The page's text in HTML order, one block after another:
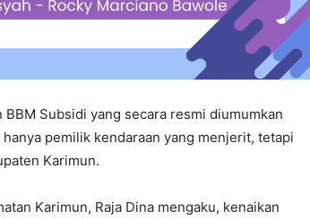
BBM Subsidi yang secara resmi diumumkan
pemilik kendaraan yang menjerit, tetapi
Karimun.
Karimun, Raja Dina mengaku, kenaikan